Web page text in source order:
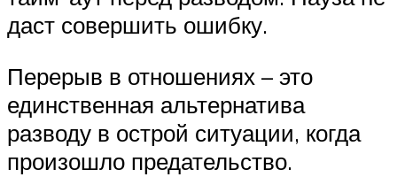
даст совершить ошибку.
Перерыв в отношениях – это
единственная альтернатива
разводу в острой ситуации, когда
произошло предательство.